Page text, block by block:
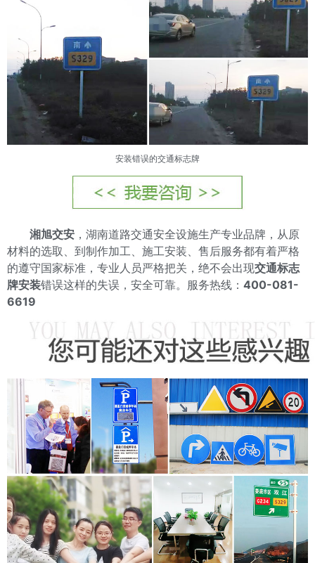
安装错误的交通标志牌
湘旭交安 ，湖南道路交通安全设施生产专业品牌，从原
材料的选取、到制作加工、施工安装、售后服务都有着严格
的遵守国家标准，专业人员严格把关，绝不会出现交通标志
牌安装错误这样的失误，安全可靠。服务热线： 400-081-
6619